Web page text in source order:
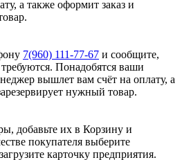
а также оформит заказ и
7(960) 111-77-67 и сообщите,
Понадобятся ваши
вышлет вам счёт на оплату, а
нужный товар.
добавьте их в Корзину и
покупателя выберите
карточку предприятия.